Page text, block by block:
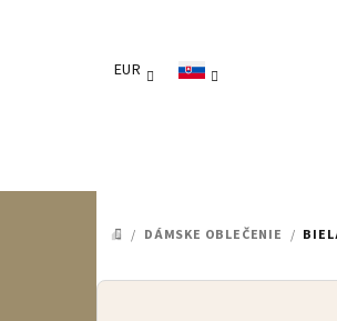
EUR
DOMOV
/ DÁMSKE OBLEČENIE /
B